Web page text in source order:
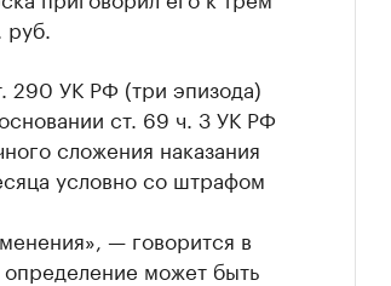
290 УК РФ (три эпизода)
ст. 69 ч. 3 УК РФ
сложения наказания
условно со штрафом
— говорится в
может быть